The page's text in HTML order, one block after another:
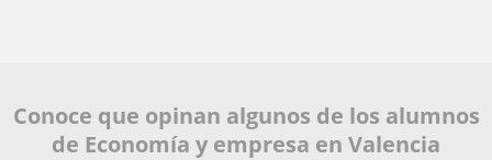
Conoce que opinan algunos de los alumnos
de Economía y empresa en Valencia